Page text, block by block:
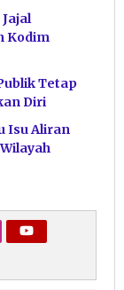
Kodim
Tetap
Diri
Isu Aliran